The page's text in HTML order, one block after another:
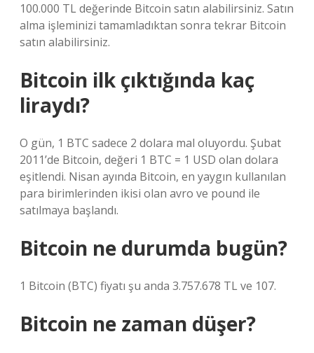
100.000 TL değerinde Bitcoin satın alabilirsiniz. Satın
alma işleminizi tamamladıktan sonra tekrar Bitcoin
satın alabilirsiniz.
Bitcoin ilk çıktığında kaç
liraydı?
O gün, 1 BTC sadece 2 dolara mal oluyordu. Şubat
2011’de Bitcoin, değeri 1 BTC = 1 USD olan dolara
eşitlendi. Nisan ayında Bitcoin, en yaygın kullanılan
para birimlerinden ikisi olan avro ve pound ile
satılmaya başlandı.
Bitcoin ne durumda bugün?
1 Bitcoin (BTC) fiyatı şu anda 3.757.678 TL ve 107.
Bitcoin ne zaman düşer?